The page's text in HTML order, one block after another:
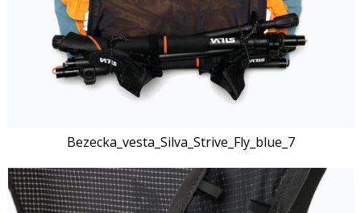
Bezecka_vesta_Silva_Strive_Fly_blue_7